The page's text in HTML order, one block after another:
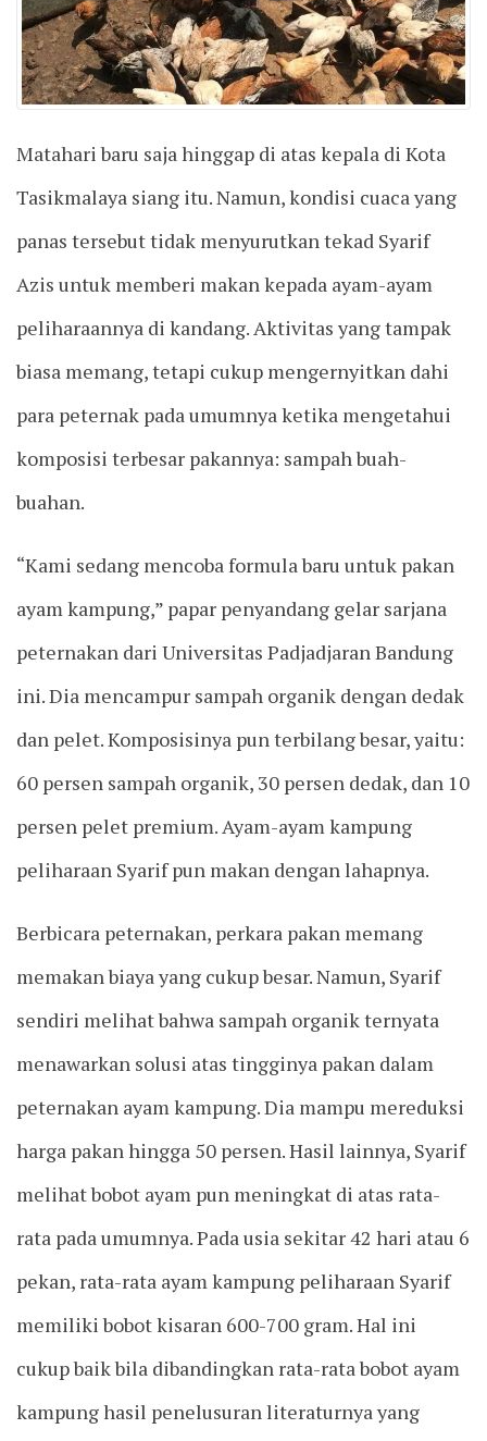
Matahari baru saja hinggap di atas kepala di Kota
Tasikmalaya siang itu. Namun, kondisi cuaca yang
panas tersebut tidak menyurutkan tekad Syarif
Azis untuk memberi makan kepada ayam-ayam
peliharaannya di kandang. Aktivitas yang tampak
biasa memang, tetapi cukup mengernyitkan dahi
para peternak pada umumnya ketika mengetahui
komposisi terbesar pakannya: sampah buah-
buahan.
“Kami sedang mencoba formula baru untuk pakan
ayam kampung,” papar penyandang gelar sarjana
peternakan dari Universitas Padjadjaran Bandung
ini. Dia mencampur sampah organik dengan dedak
dan pelet. Komposisinya pun terbilang besar, yaitu:
60 persen sampah organik, 30 persen dedak, dan 10
persen pelet premium. Ayam-ayam kampung
peliharaan Syarif pun makan dengan lahapnya.
Berbicara peternakan, perkara pakan memang
memakan biaya yang cukup besar. Namun, Syarif
sendiri melihat bahwa sampah organik ternyata
menawarkan solusi atas tingginya pakan dalam
peternakan ayam kampung. Dia mampu mereduksi
harga pakan hingga 50 persen. Hasil lainnya, Syarif
melihat bobot ayam pun meningkat di atas rata-
rata pada umumnya. Pada usia sekitar 42 hari atau 6
pekan, rata-rata ayam kampung peliharaan Syarif
memiliki bobot kisaran 600-700 gram. Hal ini
cukup baik bila dibandingkan rata-rata bobot ayam
kampung hasil penelusuran literaturnya yang